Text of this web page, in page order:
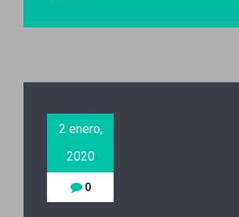
2 enero,
2020
0